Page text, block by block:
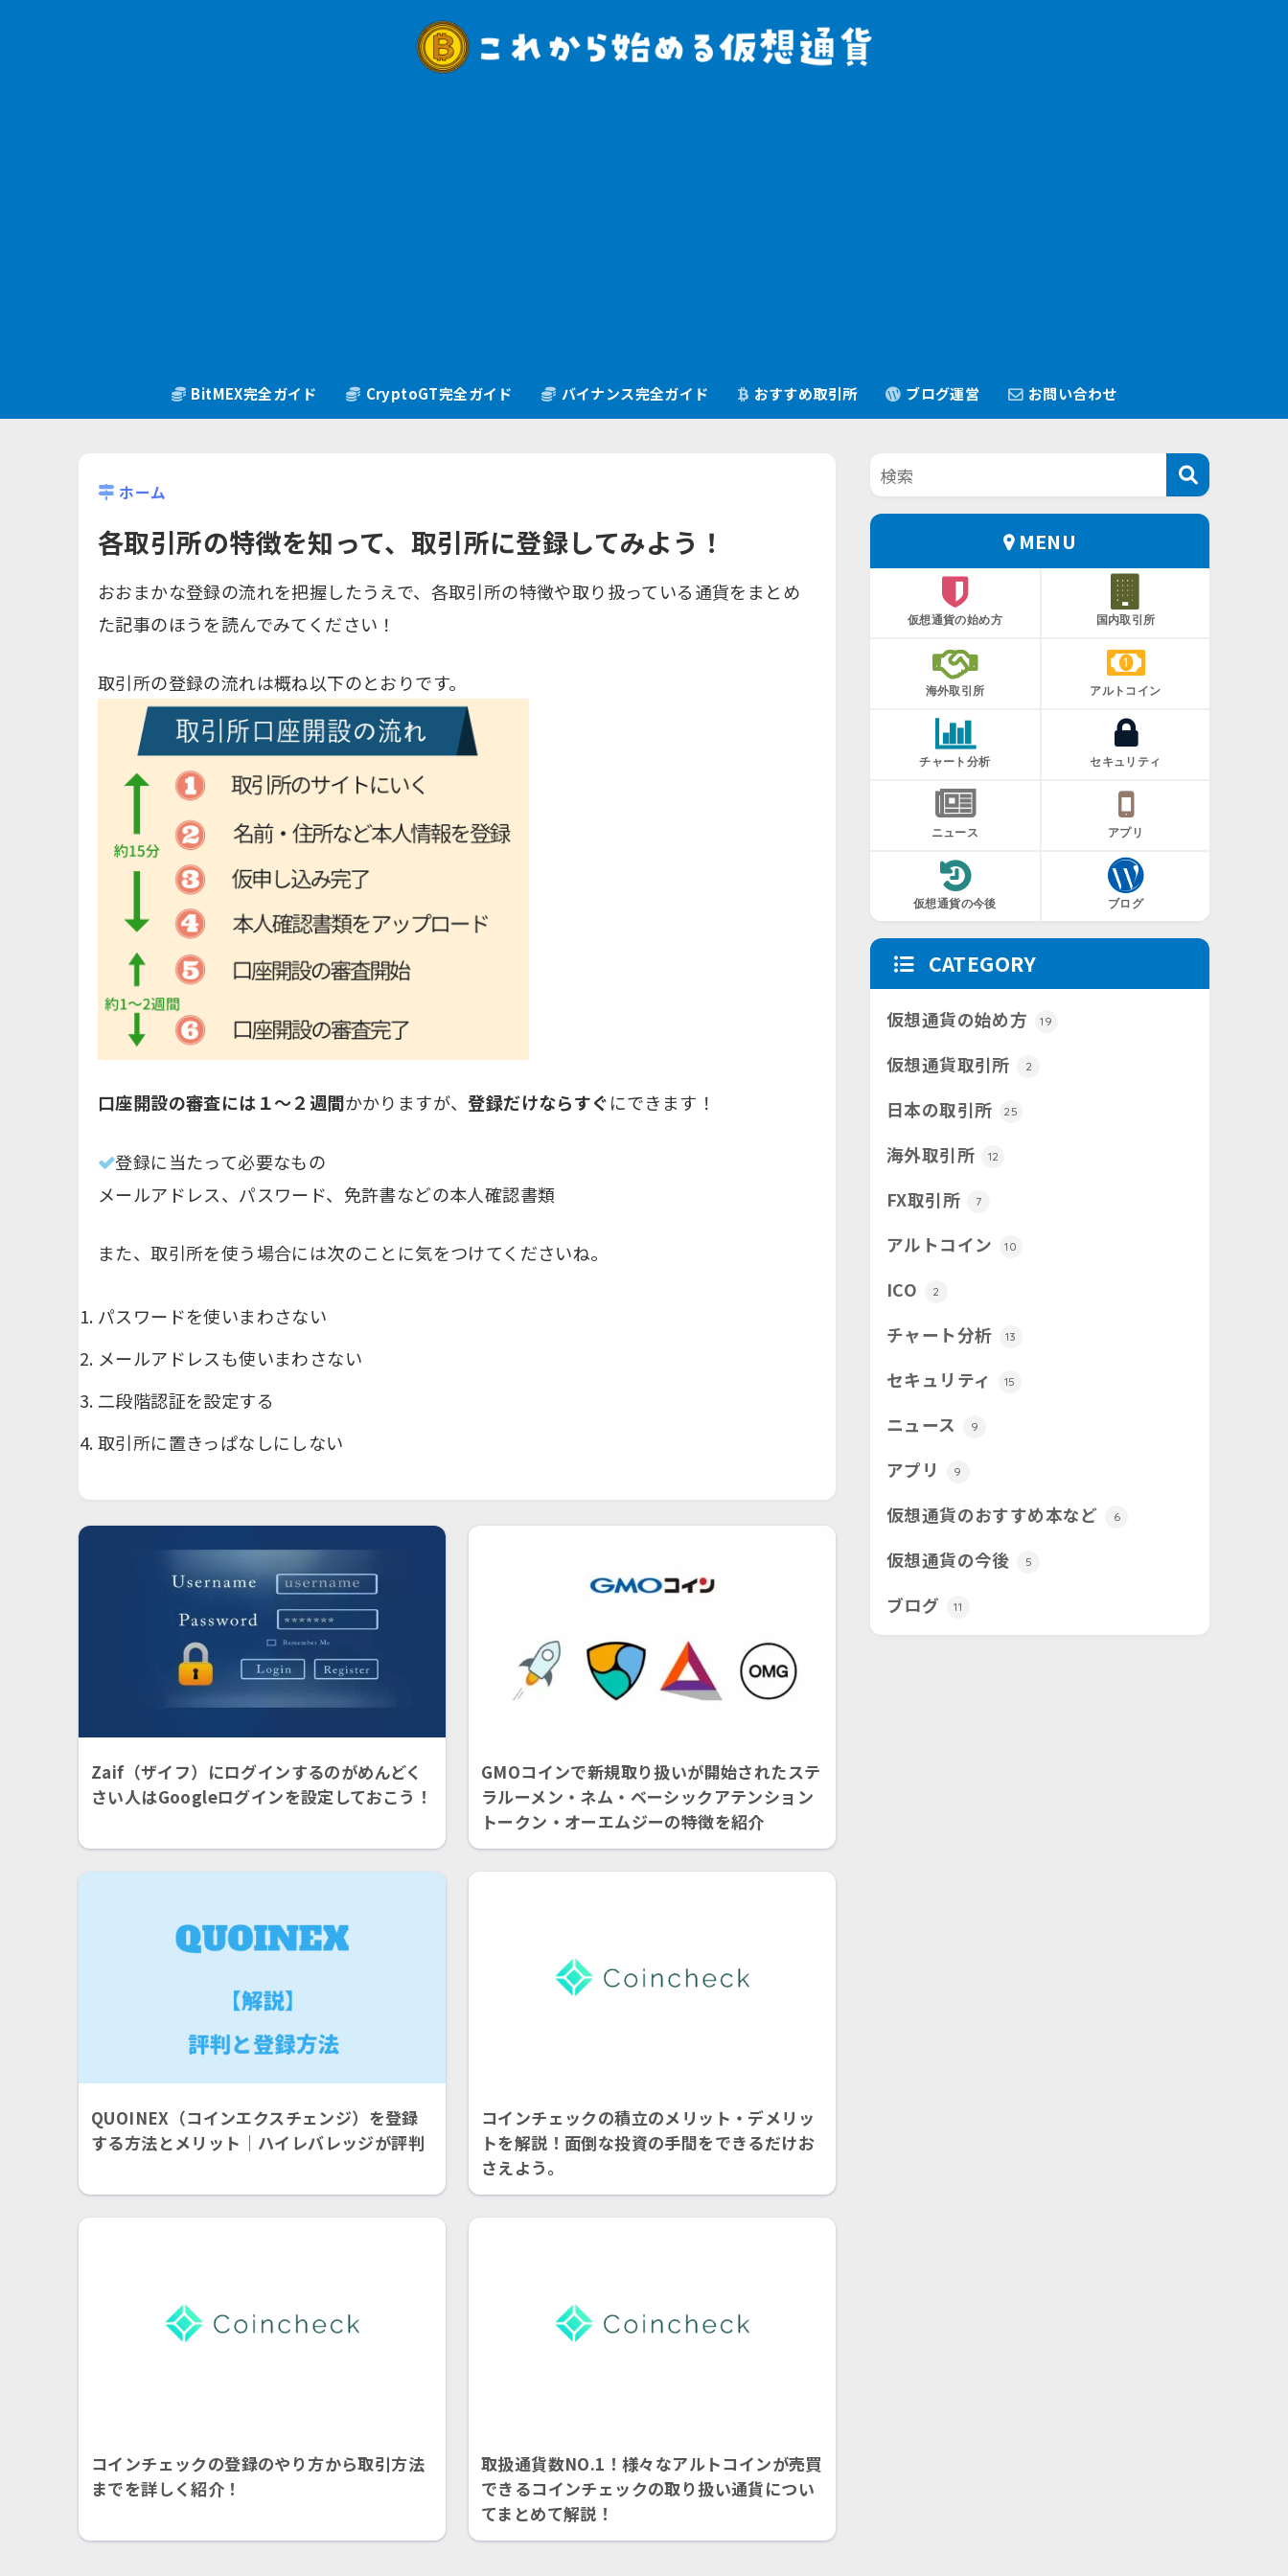
BitMEX完全ガイド CryptoGT完全ガイド バイナンス完全ガイド おすすめ取引所 ブログ運営 お問い合わせ
ホーム
各取引所の特徴を知って、取引所に登録してみよう！
おおまかな登録の流れを把握したうえで、各取引所の特徴や取り扱っている通貨をまとめ
た記事のほうを読んでみてください！
取引所の登録の流れは概ね以下のとおりです。
口座開設の審査には１～２週間かかりますが、登録だけならすぐにできます！
登録に当たって必要なもの
メールアドレス、パスワード、免許書などの本人確認書類
また、取引所を使う場合には次のことに気をつけてくださいね。
パスワードを使いまわさない
メールアドレスも使いまわさない
二段階認証を設定する
取引所に置きっぱなしにしない
Zaif（ザイフ）にログインするのがめんどく
さい人はGoogleログインを設定しておこう！
GMOコインで新規取り扱いが開始されたステ
ラルーメン・ネム・ベーシックアテンション
トークン・オーエムジーの特徴を紹介
QUOINEX（コインエクスチェンジ）を登録
する方法とメリット｜ハイレバレッジが評判
コインチェックの積立のメリット・デメリッ
トを解説！面倒な投資の手間をできるだけお
さえよう。
コインチェックの登録のやり方から取引方法
までを詳しく紹介！
取扱通貨数NO.1！様々なアルトコインが売買
できるコインチェックの取り扱い通貨につい
てまとめて解説！
MENU
仮想通貨の始め方 国内取引所
海外取引所 アルトコイン
チャート分析 セキュリティ
ニュース アプリ
仮想通貨の今後 ブログ
CATEGORY
仮想通貨の始め方 19
仮想通貨取引所 2
日本の取引所 25
海外取引所 12
FX取引所 7
アルトコイン 10
ICO 2
チャート分析 13
セキュリティ 15
ニュース 9
アプリ 9
仮想通貨のおすすめ本など 6
仮想通貨の今後 5
ブログ 11